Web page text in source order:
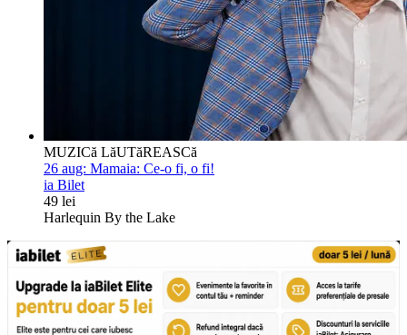
MUZICă LăUTăREASCă
26 aug: Mamaia: Ce-o fi, o fi!
ia Bilet
49 lei
Harlequin By the Lake